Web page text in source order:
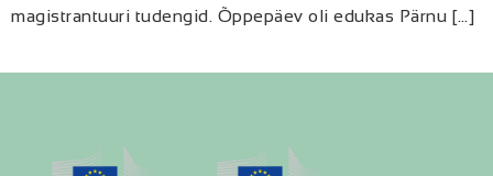
magistrantuuri tudengid. Õppepäev oli edukas Pärnu […]